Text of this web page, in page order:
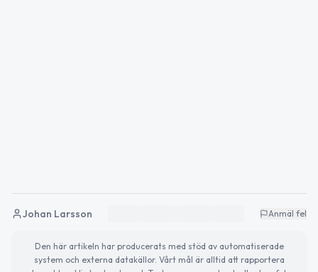
Johan Larsson Anmäl fel
Den här artikeln har producerats med stöd av automatiserade
system och externa datakällor. Vårt mål är alltid att rapportera